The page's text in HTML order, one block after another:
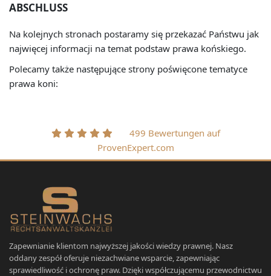
ABSCHLUSS
Na kolejnych stronach postaramy się przekazać Państwu jak
najwięcej informacji na temat podstaw prawa końskiego.
Polecamy także następujące strony poświęcone tematyce
prawa koni:
499 Bewertungen auf
ProvenExpert.com
Zapewnianie klientom najwyższej jakości wiedzy prawnej. Nasz
oddany zespół oferuje niezachwiane wsparcie, zapewniając
sprawiedliwość i ochronę praw. Dzięki współczującemu przewodnictwu